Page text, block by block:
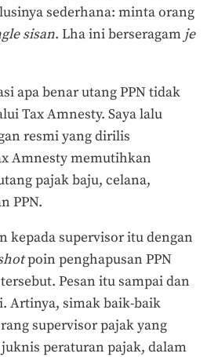
sederhana: minta orang
sisan. Lha ini berseragam je
apa benar utang PPN tidak
Tax Amnesty. Saya lalu
resmi yang dirilis
Amnesty memutihkan
pajak baju, celana,
PPN.
kepada supervisor itu dengan
poin penghapusan PPN
Pesan itu sampai dan
Artinya, simak baik-baik
supervisor pajak yang
peraturan pajak, dalam